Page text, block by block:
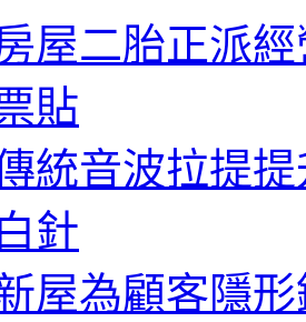
屋二胎正派
貼
統音波拉提
針
屋為顧客隱